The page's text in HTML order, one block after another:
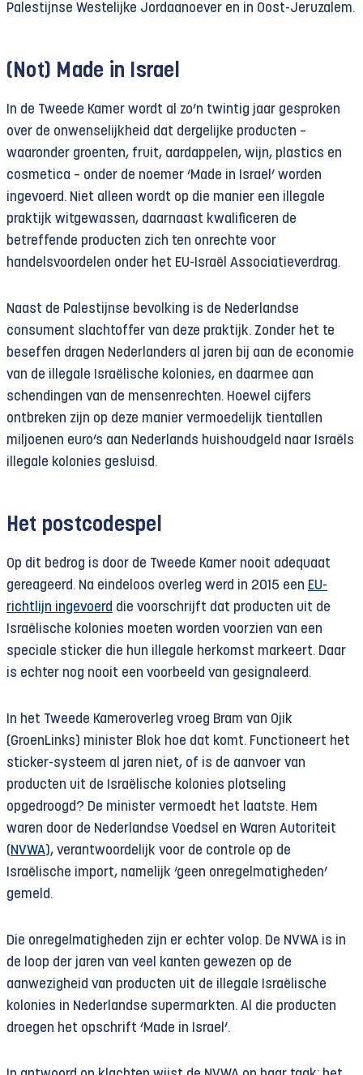
Palestijnse Westelijke Jordaanoever en in Oost-Jeruzalem.
(Not) Made in Israel
In de Tweede Kamer wordt al zo’n twintig jaar gesproken
over de onwenselijkheid dat dergelijke producten –
waaronder groenten, fruit, aardappelen, wijn, plastics en
cosmetica – onder de noemer ‘Made in Israel’ worden
ingevoerd. Niet alleen wordt op die manier een illegale
praktijk witgewassen, daarnaast kwalificeren de
betreffende producten zich ten onrechte voor
handelsvoordelen onder het EU-Israël Associatieverdrag.
Naast de Palestijnse bevolking is de Nederlandse
consument slachtoffer van deze praktijk. Zonder het te
beseffen dragen Nederlanders al jaren bij aan de economie
van de illegale Israëlische kolonies, en daarmee aan
schendingen van de mensenrechten. Hoewel cijfers
ontbreken zijn op deze manier vermoedelijk tientallen
miljoenen euro’s aan Nederlands huishoudgeld naar Israëls
illegale kolonies gesluisd.
Het postcodespel
Op dit bedrog is door de Tweede Kamer nooit adequaat
gereageerd. Na eindeloos overleg werd in 2015 een EU-
richtlijn ingevoerd die voorschrijft dat producten uit de
Israëlische kolonies moeten worden voorzien van een
speciale sticker die hun illegale herkomst markeert. Daar
is echter nog nooit een voorbeeld van gesignaleerd.
In het Tweede Kameroverleg vroeg Bram van Ojik
(GroenLinks) minister Blok hoe dat komt. Functioneert het
sticker-systeem al jaren niet, of is de aanvoer van
producten uit de Israëlische kolonies plotseling
opgedroogd? De minister vermoedt het laatste. Hem
waren door de Nederlandse Voedsel en Waren Autoriteit
(NVWA), verantwoordelijk voor de controle op de
Israëlische import, namelijk ‘geen onregelmatigheden’
gemeld.
Die onregelmatigheden zijn er echter volop. De NVWA is in
de loop der jaren van veel kanten gewezen op de
aanwezigheid van producten uit de illegale Israëlische
kolonies in Nederlandse supermarkten. Al die producten
droegen het opschrift ‘Made in Israel’.